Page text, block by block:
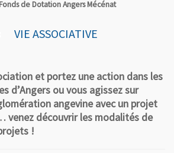
de Dotation Angers Mécénat
VIE ASSOCIATIVE
et portez une action dans les
d’Angers ou vous agissez sur
angevine avec un projet
venez découvrir les modalités de
!